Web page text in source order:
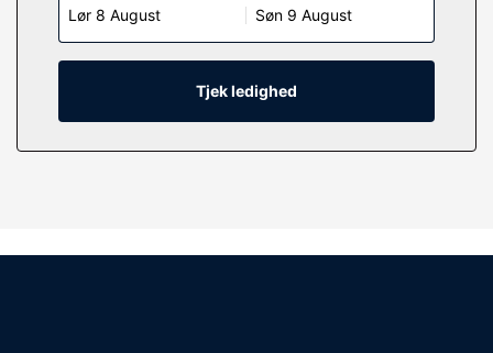
Værelset har et privat badeværelse med bruser samt
gratis toiletartikler og hårtørrer.
dette hotel inkluderer gratis trådløs internetadgang,
Lør 8 August Søn 9 August
Tjek ledighed